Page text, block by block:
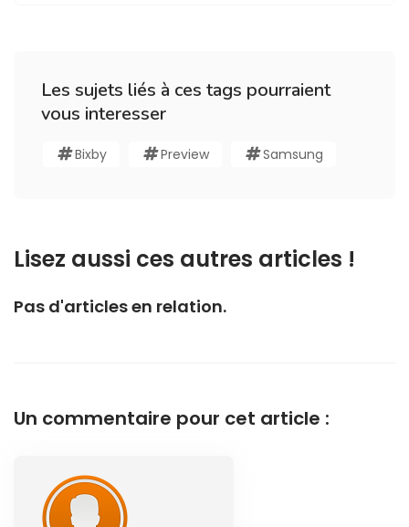
Les sujets liés à ces tags pourraient
vous interesser
Bixby Preview Samsung
Lisez aussi ces autres articles !
Pas d'articles en relation.
Un commentaire pour cet article :